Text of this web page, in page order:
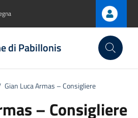
di Pabillonis
Gian Luca Armas – Consigliere
– Consigliere